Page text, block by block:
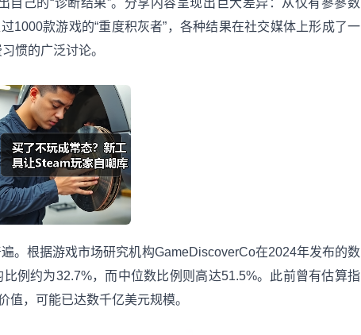
己的“诊断结果”。分享内容呈现出巨大差异：从仅有寥寥数
1000款游戏的“重度积灰者”，各种结果在社交媒体上形成了一
惯的广泛讨论。
根据游戏市场研究机构GameDiscoverCo在2024年发布的数
例约为32.7%，而中位数比例则高达51.5%。此前曾有估算指
值，可能已达数千亿美元规模。